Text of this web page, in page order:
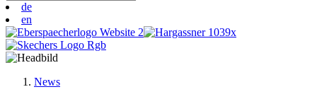
de
en
News